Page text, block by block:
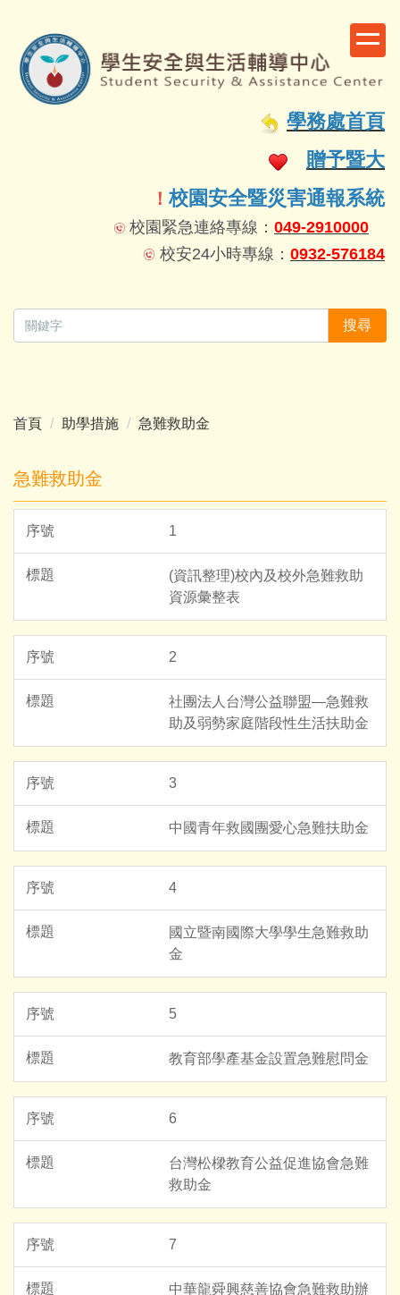
主
要
學務處首頁
贈予暨大
！校園安全暨災害通報系統
校園緊急連絡專線： 049-2910000
校安24小時專線： 0932-576184
搜尋
首頁 助學措施 急難救助金
急難救助金
1
(資訊整理)校內及校外急難救助
資源彙整表
2
社團法人台灣公益聯盟—急難救
助及弱勢家庭階段性生活扶助金
3
中國青年救國團愛心急難扶助金
4
國立暨南國際大學學生急難救助
金
5
教育部學產基金設置急難慰問金
6
台灣松樑教育公益促進協會急難
救助金
7
中華龍舜興慈善協會急難救助辦